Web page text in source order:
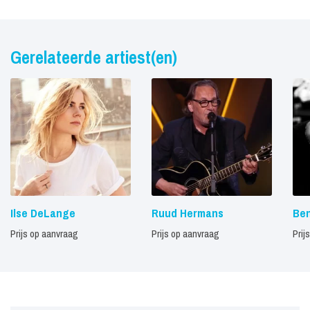
Gerelateerde artiest(en)
Ilse DeLange
Prijs op aanvraag
Ruud Hermans
Prijs op aanvraag